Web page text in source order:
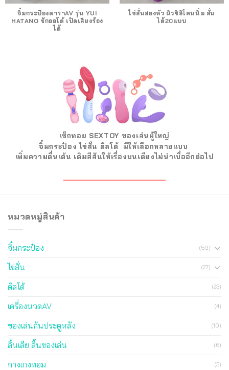
จิ๋มกระป๋องดาราAV รุ่น YUI
HATANO ชักออโต้ เปิดเสียงร้อง
ได้
ไข่สั่นสองหัว ผิวซิลิโคนนิ่ม สั่น
ได้20แบบ
เซ็กทอย SEXTOY ของเล่นผู้ใหญ่
จิ๋มกระป๋อง ไข่สั่น ดิลโด้ มีให้เลือกหลายแบบ
เพิ่มความตื่นเต้น เติมสีสันให้เรื่องบนเตียงไม่น่าเบื่ออีกต่อไป
หมวดหมู่สินค้า
จิ๋มกระป๋อง (59)
ไข่สั่น (27)
ดิลโด้ (23)
เครื่องนวดAV (4)
ของเล่นก้นประตูหลัง (10)
ลิ้นเลีย ลิ้นของเล่น (6)
กางเกงทอม (3)